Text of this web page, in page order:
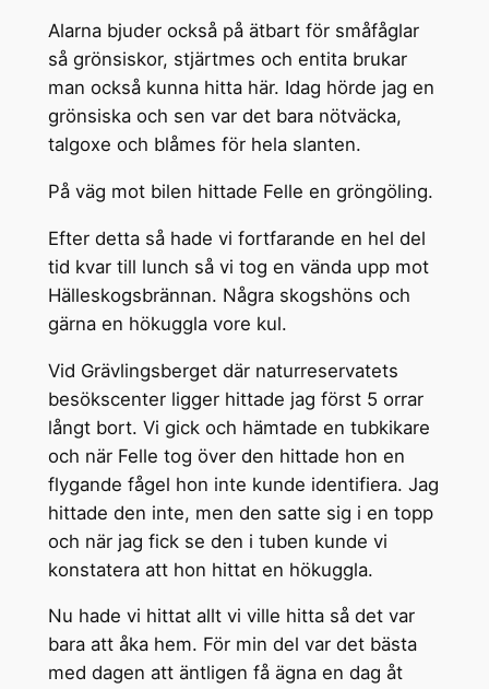
Alarna bjuder också på ätbart för småfåglar
så grönsiskor, stjärtmes och entita brukar
man också kunna hitta här. Idag hörde jag en
grönsiska och sen var det bara nötväcka,
talgoxe och blåmes för hela slanten.
På väg mot bilen hittade Felle en gröngöling.
Efter detta så hade vi fortfarande en hel del
tid kvar till lunch så vi tog en vända upp mot
Hälleskogsbrännan. Några skogshöns och
gärna en hökuggla vore kul.
Vid Grävlingsberget där naturreservatets
besökscenter ligger hittade jag först 5 orrar
långt bort. Vi gick och hämtade en tubkikare
och när Felle tog över den hittade hon en
flygande fågel hon inte kunde identifiera. Jag
hittade den inte, men den satte sig i en topp
och när jag fick se den i tuben kunde vi
konstatera att hon hittat en hökuggla.
Nu hade vi hittat allt vi ville hitta så det var
bara att åka hem. För min del var det bästa
med dagen att äntligen få ägna en dag åt